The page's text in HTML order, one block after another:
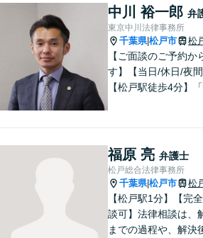
てるようサポートさ
だきます。
中川 裕一郎 弁
東京中川法律事務所
千葉県|松戸市 松
【ご面談のご予約か
す】【当日/休日/夜間
【松戸駅徒歩4分】
福原 亮 弁護士
松戸総合法律事務所
千葉県|松戸市 松
【松戸駅1分】【完
談可】法律相談は、
までの過程や、解決